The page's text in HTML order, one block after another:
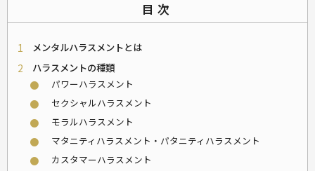
目次
1 メンタルハラスメントとは
2 ハラスメントの種類
⚫ パワーハラスメント
⚫ セクシャルハラスメント
⚫ モラルハラスメント
⚫ マタニティハラスメント・パタニティハラスメント
⚫ カスタマーハラスメント